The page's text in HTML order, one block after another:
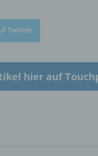
Twitter
hier auf
Markierung
ihre künftige